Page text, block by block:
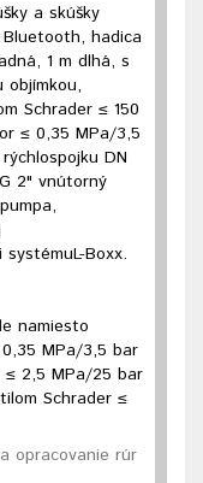
a skúšky
hadica
1 m dlhá, s
objímkou,
Schrader ≤ 150
≤ 0,35 MPa/3,5
DN
2" vnútorný
Boxx.
namiesto
MPa/3,5 bar
≤ 2,5 MPa/25 bar
Schrader ≤
opracovanie rúr